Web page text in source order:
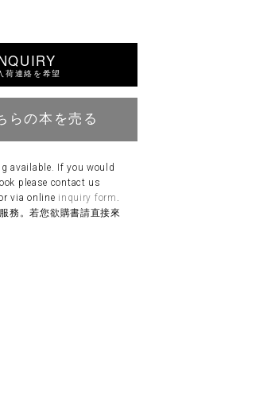
荷連絡を希望
らの本を売る
available. If you would
please contact us
via online inquiry form .
務。若您欲購書請直接來